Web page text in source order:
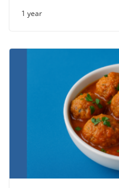
1 year